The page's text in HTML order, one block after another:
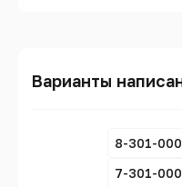
Варианты
8-301-
7-301-